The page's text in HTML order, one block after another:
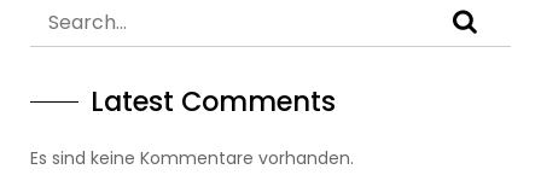
Latest Comments
Es sind keine Kommentare vorhanden.